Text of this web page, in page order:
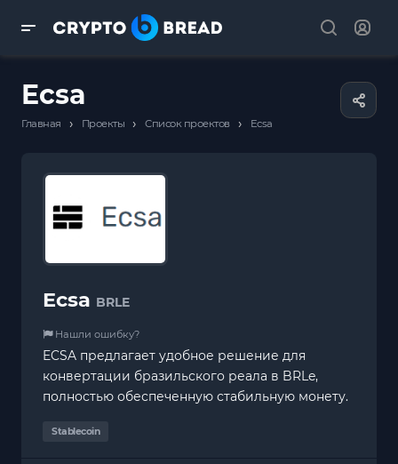
Ecsa
Главная › Проекты › Список проектов › Ecsa
Ecsa BRLE
Нашли ошибку?
ECSA предлагает удобное решение для
конвертации бразильского реала в BRLe,
полностью обеспеченную стабильную монету.
Stablecoin